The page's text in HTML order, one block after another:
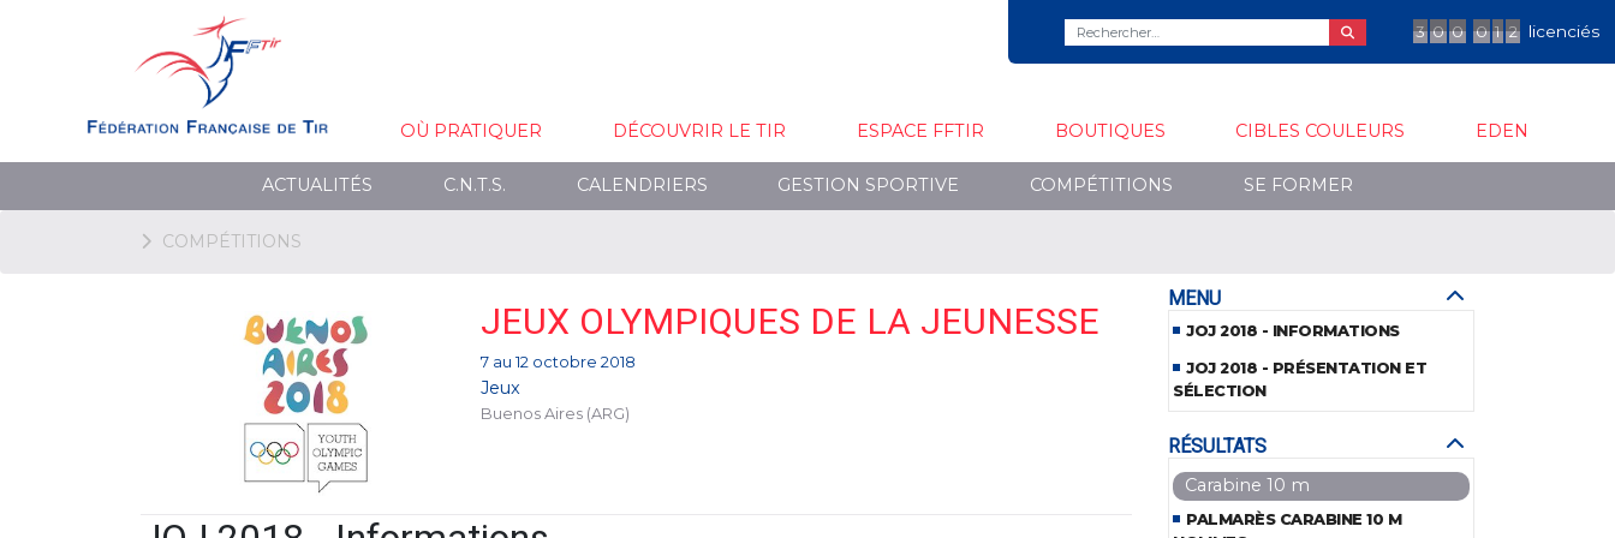
3 0 0 0 1 2 licenciés
OÙ PRATIQUER DÉCOUVRIR LE TIR ESPACE FFTIR BOUTIQUES CIBLES COULEURS EDEN
ACTUALITÉS C.N.T.S. CALENDRIERS GESTION SPORTIVE COMPÉTITIONS SE FORMER
COMPÉTITIONS
JEUX OLYMPIQUES DE LA JEUNESSE
7 au 12 octobre 2018
Jeux
Buenos Aires (ARG)
MENU
JOJ 2018 - INFORMATIONS
JOJ 2018 - PRÉSENTATION ET
SÉLECTION
RÉSULTATS
Carabine 10 m
PALMARÈS CARABINE 10 M